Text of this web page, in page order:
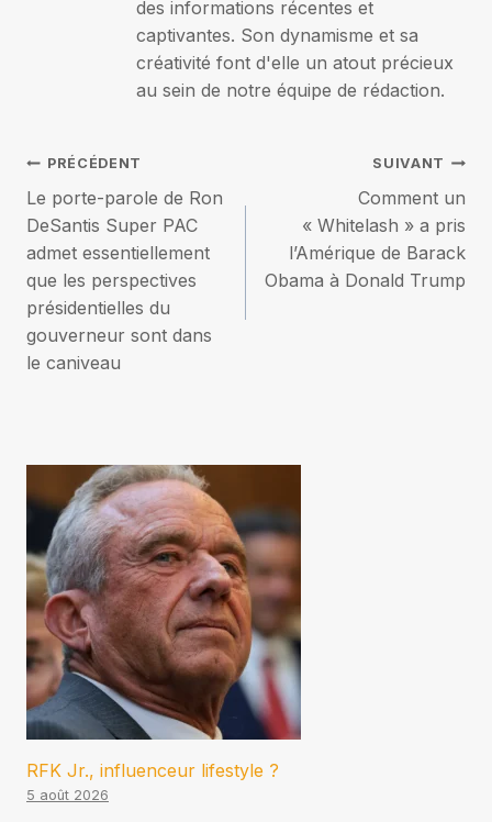
des informations récentes et
captivantes. Son dynamisme et sa
créativité font d'elle un atout précieux
au sein de notre équipe de rédaction.
Navigation
de
l’article
PRÉCÉDENT
Le porte-parole de Ron
DeSantis Super PAC
admet essentiellement
que les perspectives
présidentielles du
gouverneur sont dans
le caniveau
SUIVANT
Comment un
« Whitelash » a pris
l’Amérique de Barack
Obama à Donald Trump
RFK Jr., influenceur lifestyle ?
5 août 2026